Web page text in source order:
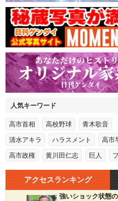
人気キーワード
高市首相 高校野球 青木歌音
清水アキラ ハラスメント 高市
高市政権 黄川田仁志 巨人
アクセスランキング
強いショック状態